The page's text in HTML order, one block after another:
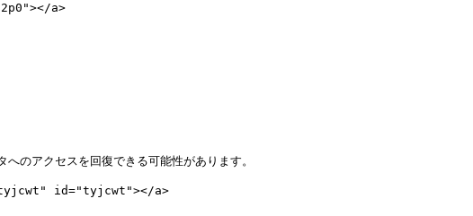
a>
のアクセスを回復できる可能性があります。
id="tyjcwt"></a>